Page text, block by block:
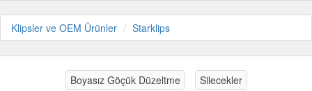
Klipsler ve OEM Ürünler Starklips
Boyasız Göçük Düzeltme Silecekler